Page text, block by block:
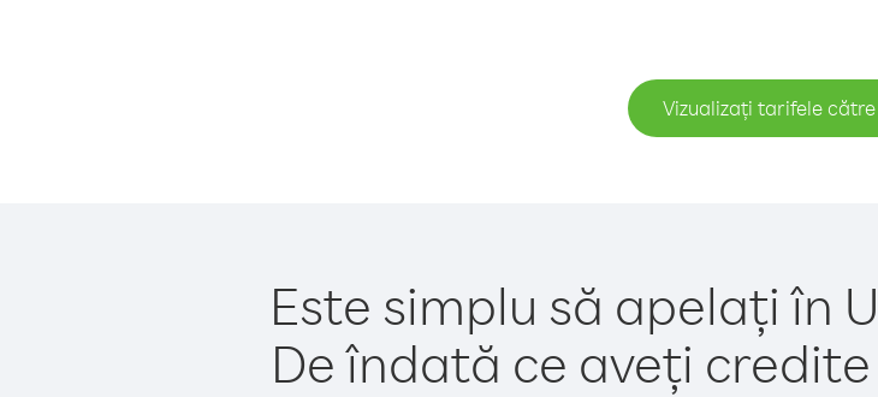
Vizualizați tarifele
Este simplu să apelați în
De îndată ce aveți